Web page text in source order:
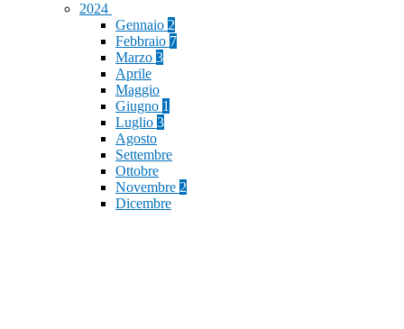
2024
Gennaio 2
Febbraio 7
Marzo 3
Aprile
Maggio
Giugno 1
Luglio 3
Agosto
Settembre
Ottobre
Novembre 2
Dicembre